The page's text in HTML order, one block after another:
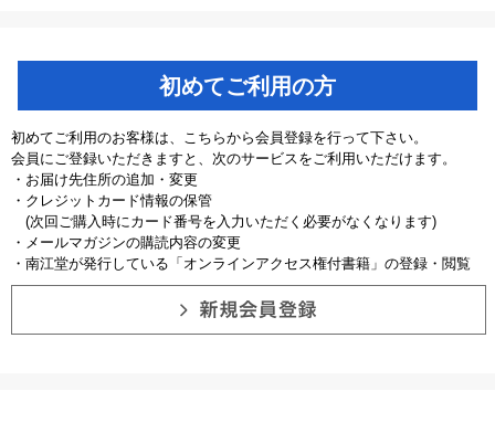
初めてご利用の方
初めてご利用のお客様は、こちらから会員登録を行って下さい。
会員にご登録いただきますと、次のサービスをご利用いただけます。
・お届け先住所の追加・変更
・クレジットカード情報の保管
(次回ご購入時にカード番号を入力いただく必要がなくなります)
・メールマガジンの購読内容の変更
・南江堂が発行している「オンラインアクセス権付書籍」の登録・閲覧